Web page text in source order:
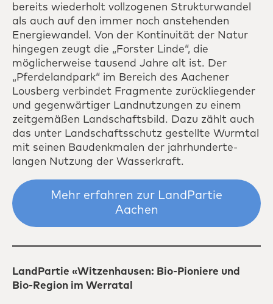
bereits wiederholt vollzogenen Struktur­wandel
als auch auf den immer noch ansteh­enden
Energie­wandel. Von der Kontinuität der Natur
hingegen zeugt die „Forster Linde“, die
möglicherweise tausend Jahre alt ist. Der
„Pferdelandpark“ im Bereich des Aachener
Lousberg verbindet Fragmente zurück­liegender
und gegenwärtiger Land­nutzungen zu einem
zeitgemäßen Landschaftsbild. Dazu zählt auch
das unter Landschafts­schutz gestellte Wurmtal
mit seinen Baudenkmalen der jahr­hunderte­
langen Nutzung der Wasserkraft.
Mehr erfahren zur LandPartie
Aachen
LandPartie «Witzenhausen: Bio-Pioniere und
Bio-Region im Werratal